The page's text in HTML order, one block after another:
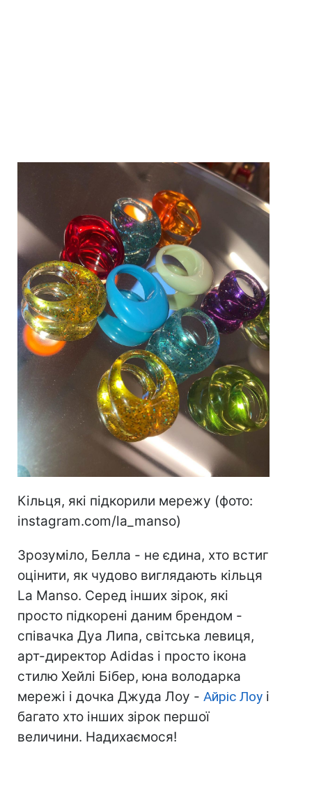
Кільця, які підкорили мережу (фото:
instagram.com/la_manso)
Зрозуміло, Белла - не єдина, хто встиг
оцінити, як чудово виглядають кільця
La Manso. Серед інших зірок, які
просто підкорені даним брендом -
співачка Дуа Липа, світська левиця,
арт-директор Adidas і просто ікона
стилю Хейлі Бібер, юна володарка
мережі і дочка Джуда Лоу - Айріс Лоу і
багато хто інших зірок першої
величини. Надихаємося!